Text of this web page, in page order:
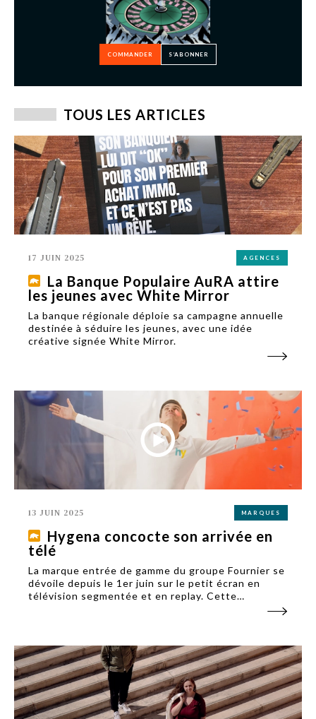
COMMANDER S’ABONNER
TOUS LES ARTICLES
17 JUIN 2025 AGENCES
La Banque Populaire AuRA attire
les jeunes avec White Mirror
La banque régionale déploie sa campagne annuelle
destinée à séduire les jeunes, avec une idée
créative signée White Mirror.
13 JUIN 2025 MARQUES
Hygena concocte son arrivée en
télé
La marque entrée de gamme du groupe Fournier se
dévoile depuis le 1er juin sur le petit écran en
télévision segmentée et en replay. Cette
campagne de notoriété fait suite au relancement